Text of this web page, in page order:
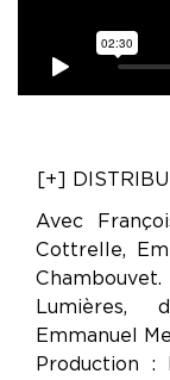
[+]
Avec
Cottrelle,
Lumières,
Emmanuel
Production :